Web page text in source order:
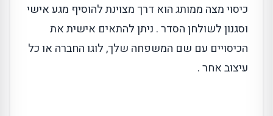
כיסוי מצה ממותג הוא דרך מצוינת להוסיף מגע אישי
וסגנון לשולחן הסדר . ניתן להתאים אישית את
הכיסויים עם שם המשפחה שלך, לוגו החברה או כל
עיצוב אחר .